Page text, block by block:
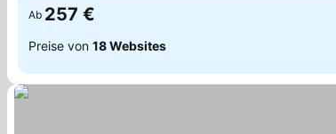
Ab 257 €
Preise von 18 Websites